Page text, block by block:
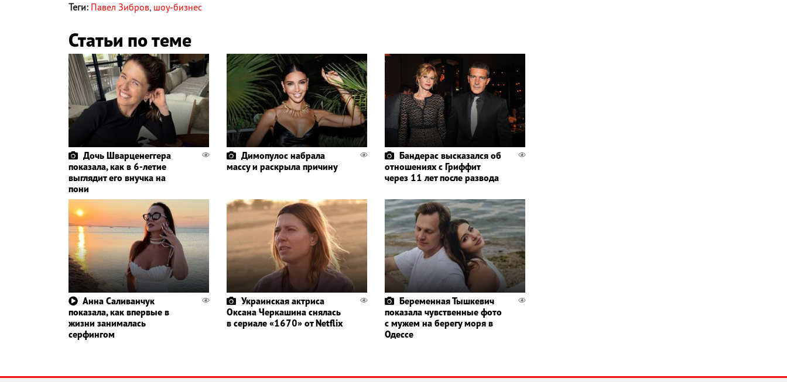
Теги: Павел Зибров, шоу-бизнес
Статьи по теме
Дочь Шварценеггера
показала, как в 6-летие
выглядит его внучка на
пони
Димопулос набрала
массу и раскрыла причину
Бандерас высказался об
отношениях с Гриффит
через 11 лет после развода
Анна Саливанчук
показала, как впервые в
жизни занималась
серфингом
Украинская актриса
Оксана Черкашина снялась
в сериале «1670» от Netflix
Беременная Тышкевич
показала чувственные фото
с мужем на берегу моря в
Одессе